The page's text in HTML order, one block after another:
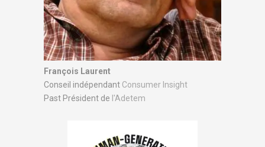
François Laurent
Conseil indépendant Consumer Insight
Past Président de l'Adetem